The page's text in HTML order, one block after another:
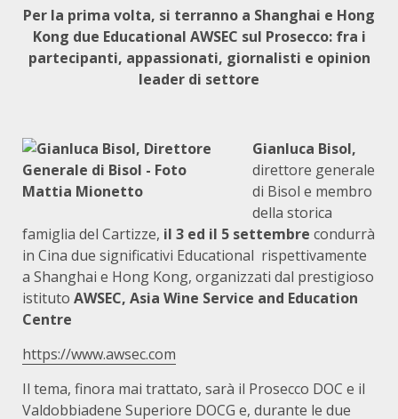
Per la prima volta, si terranno a Shanghai e Hong
Kong due Educational AWSEC sul Prosecco: fra i
partecipanti, appassionati, giornalisti e opinion
leader di settore
Gianluca Bisol,
direttore generale
di Bisol e membro
della storica
famiglia del Cartizze, il 3 ed il 5 settembre condurrà
in Cina due significativi Educational rispettivamente
a Shanghai e Hong Kong, organizzati dal prestigioso
istituto AWSEC, Asia Wine Service and Education
Centre
https://www.awsec.com
Il tema, finora mai trattato, sarà il Prosecco DOC e il
Valdobbiadene Superiore DOCG e, durante le due